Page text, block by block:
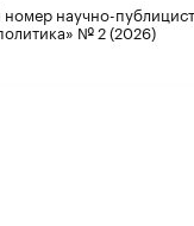
научно-
№ 2 (2026)